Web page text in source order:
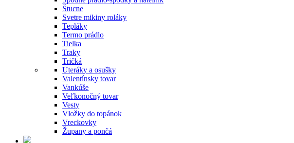
Štucne
Svetre mikiny roláky
Tepláky
Termo prádlo
Tielka
Traky
Tričká
Uteráky a osušky
Valentínsky tovar
Vankúše
Veľkonočný tovar
Vesty
Vložky do topánok
Vreckovky
Župany a pončá